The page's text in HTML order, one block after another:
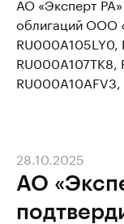
облигаций
RU000A105LY0,
АО
28.10.2025